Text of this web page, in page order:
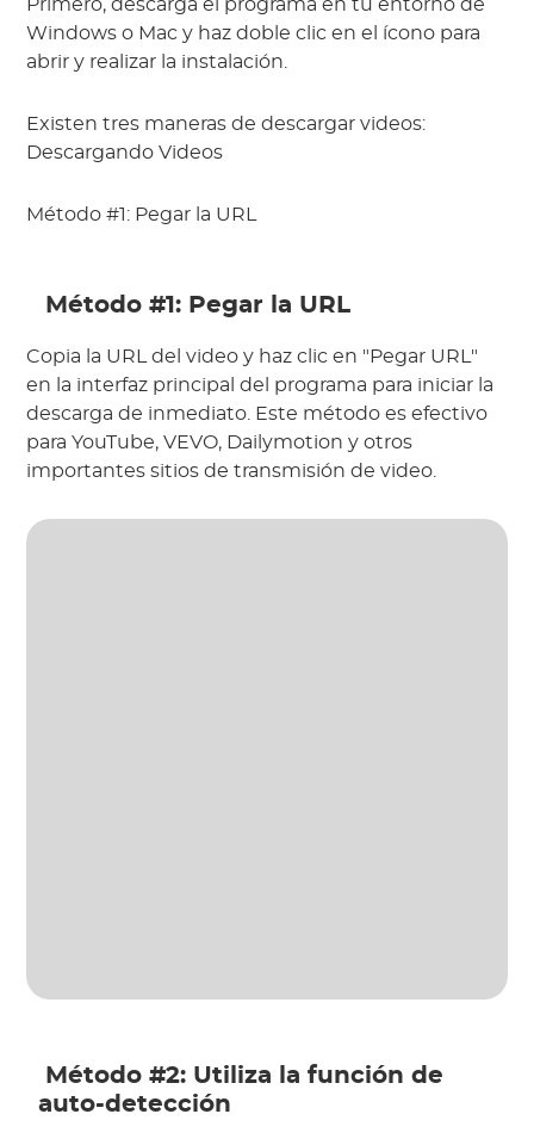
Primero, descarga el programa en tu entorno de
Windows o Mac y haz doble clic en el ícono para
abrir y realizar la instalación.
Existen tres maneras de descargar videos:
Descargando Videos
Método #1: Pegar la URL
Método #1: Pegar la URL
Copia la URL del video y haz clic en "Pegar URL"
en la interfaz principal del programa para iniciar la
descarga de inmediato. Este método es efectivo
para YouTube, VEVO, Dailymotion y otros
importantes sitios de transmisión de video.
auto-detección